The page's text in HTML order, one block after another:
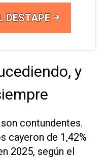
DESTAPE
y
contundentes.
cayeron de 1,42%
2025, según el